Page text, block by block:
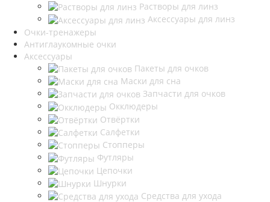
Растворы для линз
Аксессуары для линз
Очки-тренажеры
Антиглаукомные очки
Аксессуары
Пакеты для очков
Маски для сна
Запчасти для очков
Окклюдеры
Отвёртки
Салфетки
Стопперы
Футляры
Цепочки
Шнурки
Средства для ухода